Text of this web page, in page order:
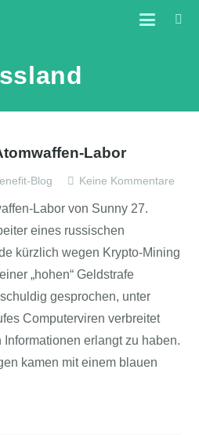
Labor
Blog Keine Kommentare
Labor von Sunny 27.
eines russischen
kürzlich wegen Krypto-Mining
„hohen“ Geldstrafe
gesprochen, unter
Computerviren verbreitet
erlangt zu haben.
kamen mit einem blauen